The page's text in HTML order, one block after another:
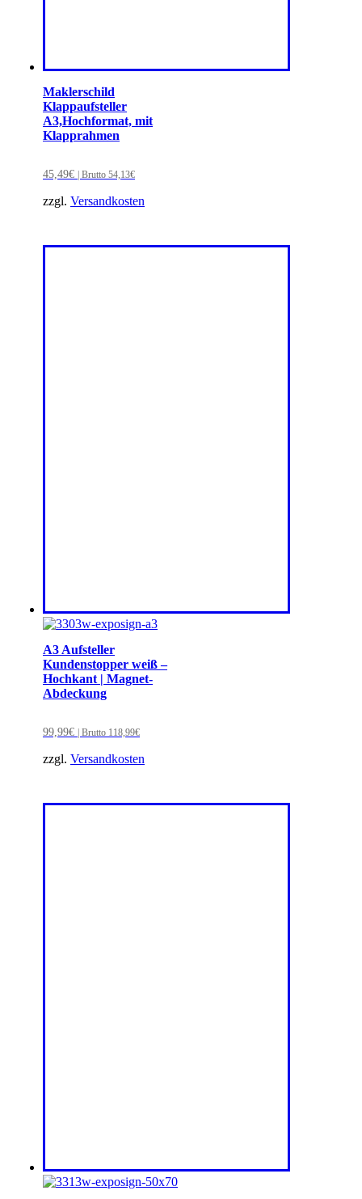
Maklerschild
Klappaufsteller
A3,Hochformat, mit
Klapprahmen
45,49€ | Brutto 54,13€
zzgl. Versandkosten
A3 Aufsteller
Kundenstopper weiß –
Hochkant | Magnet-
Abdeckung
99,99€ | Brutto 118,99€
zzgl. Versandkosten